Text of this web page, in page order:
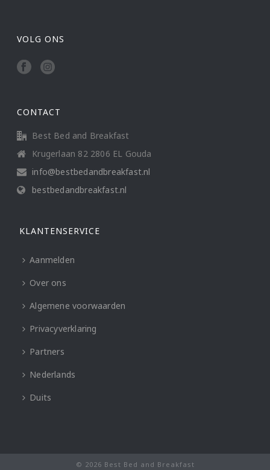
VOLG ONS
CONTACT
Best Bed and Breakfast
Krugerlaan 82 2806 EL Gouda
info@bestbedandbreakfast.nl
bestbedandbreakfast.nl
KLANTENSERVICE
Aanmelden
Over ons
Algemene voorwaarden
Privacyverklaring
Partners
Nederlands
Duits
© 2026 Best Bed and Breakfast